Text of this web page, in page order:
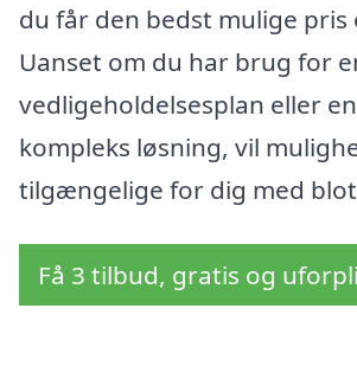
du får den bedst mulige pris
Uanset om du har brug for
vedligeholdelsesplan eller
kompleks løsning, vil
tilgængelige for dig med
Få 3 tilbud, gratis og